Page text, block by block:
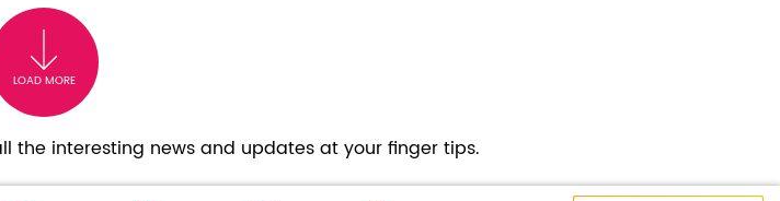
LOAD MORE
the interesting news and updates at your finger tips.